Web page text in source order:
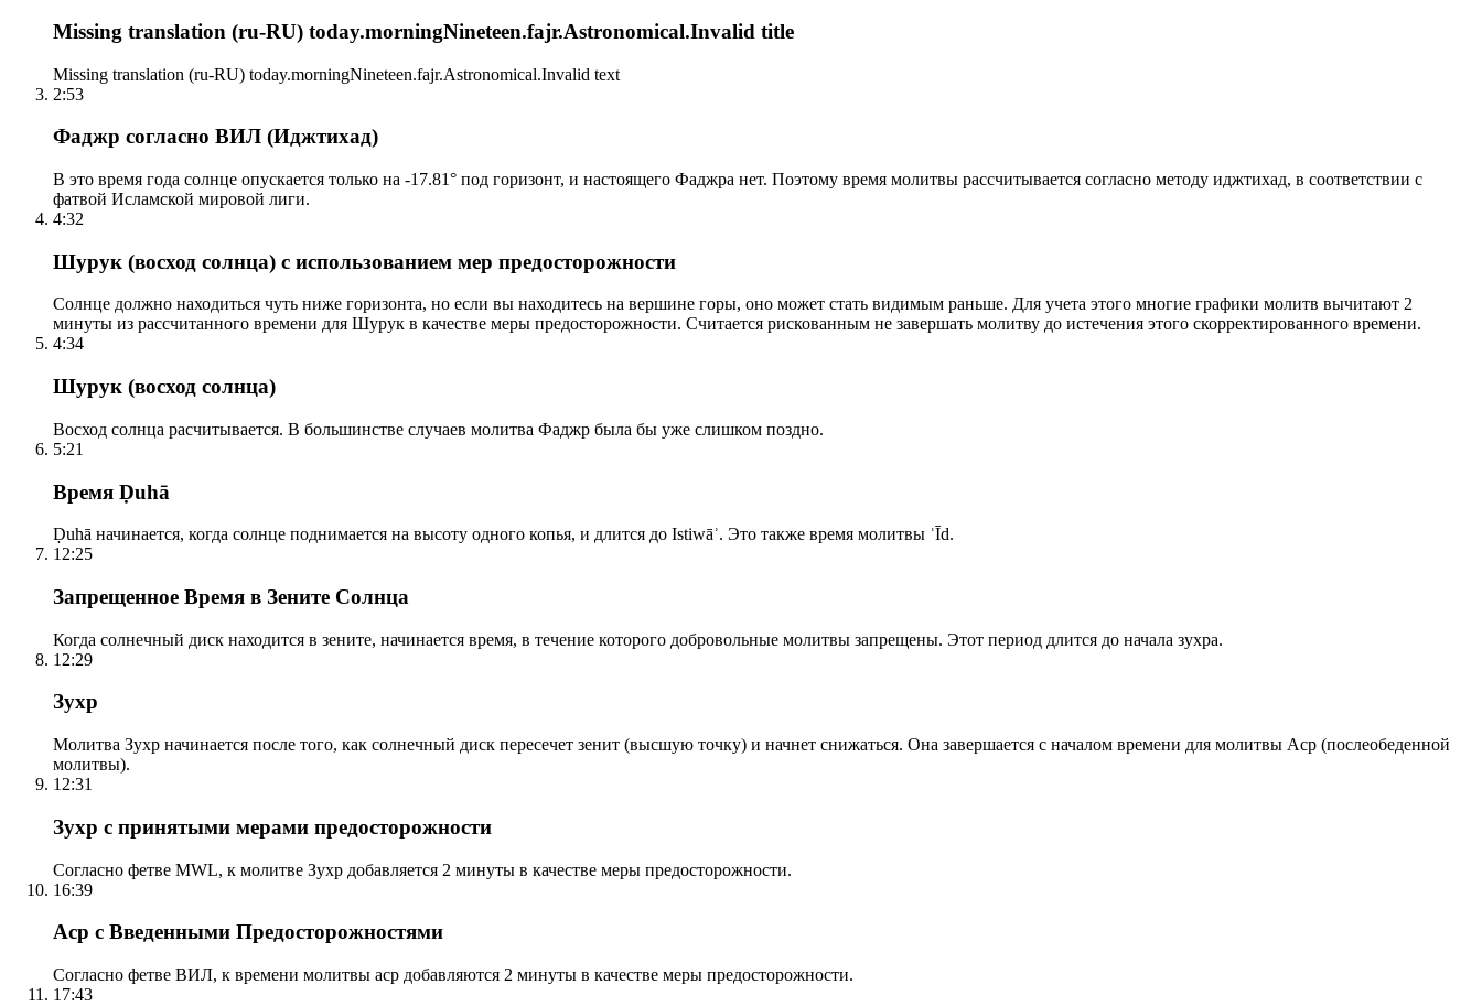
Missing translation (ru-RU) today.morningNineteen.fajr.Astronomical.Invalid title
Missing translation (ru-RU) today.morningNineteen.fajr.Astronomical.Invalid text
2:53
Фаджр согласно ВИЛ (Иджтихад)
В это время года солнце опускается только на -17.81° под горизонт, и настоящего Фаджра нет. Поэтому время молитвы рассчитывается согласно методу иджтихад, в соответствии с
фатвой Исламской мировой лиги.
4:32
Шурук (восход солнца) с использованием мер предосторожности
Солнце должно находиться чуть ниже горизонта, но если вы находитесь на вершине горы, оно может стать видимым раньше. Для учета этого многие графики молитв вычитают 2
минуты из рассчитанного времени для Шурук в качестве меры предосторожности. Считается рискованным не завершать молитву до истечения этого скорректированного времени.
4:34
Шурук (восход солнца)
Восход солнца расчитывается. В большинстве случаев молитва Фаджр была бы уже слишком поздно.
5:21
Время Ḍuhā
Ḍuhā начинается, когда солнце поднимается на высоту одного копья, и длится до Istiwāʾ. Это также время молитвы ʿĪd.
12:25
Запрещенное Время в Зените Солнца
Когда солнечный диск находится в зените, начинается время, в течение которого добровольные молитвы запрещены. Этот период длится до начала зухра.
12:29
Зухр
Молитва Зухр начинается после того, как солнечный диск пересечет зенит (высшую точку) и начнет снижаться. Она завершается с началом времени для молитвы Аср (послеобеденной
молитвы).
12:31
Зухр с принятыми мерами предосторожности
Согласно фетве MWL, к молитве Зухр добавляется 2 минуты в качестве меры предосторожности.
16:39
Аср с Введенными Предосторожностями
Согласно фетве ВИЛ, к времени молитвы аср добавляются 2 минуты в качестве меры предосторожности.
17:43